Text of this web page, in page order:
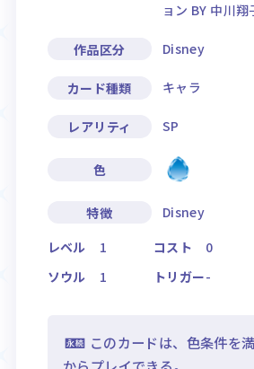
ョン BY 中川翔
作品区分 Disney
カード種類 キャラ
レアリティ SP
色
特徴
Disney
レベル
1 コスト 0
ソウル
1 トリガー-
このカードは、色条件を